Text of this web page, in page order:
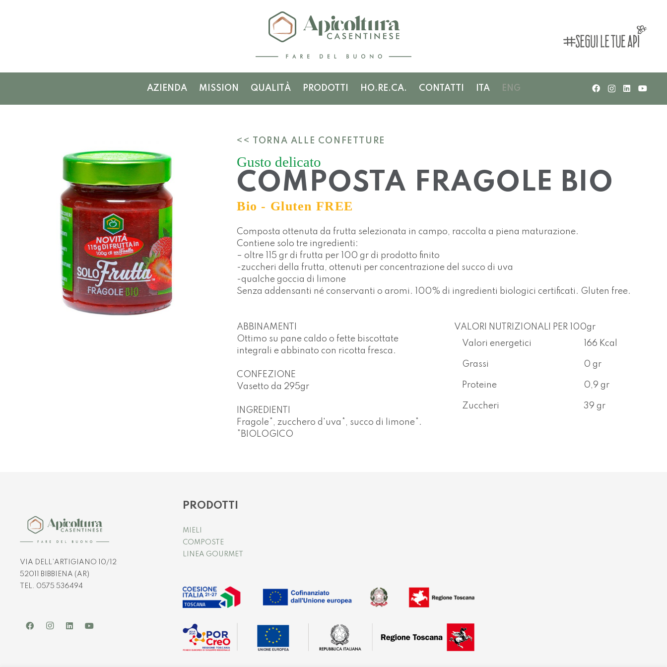
AZIENDA MISSION QUALITÀ PRODOTTI HO.RE.CA. CONTATTI ITA ENG
<< TORNA ALLE CONFETTURE
Gusto delicato
COMPOSTA FRAGOLE BIO
Bio - Gluten FREE
Composta ottenuta da frutta selezionata in campo, raccolta a piena maturazione.
Contiene solo tre ingredienti:
– oltre 115 gr di frutta per 100 gr di prodotto finito
-zuccheri della frutta, ottenuti per concentrazione del succo di uva
-qualche goccia di limone
Senza addensanti né conservanti o aromi. 100% di ingredienti biologici certificati. Gluten free.
ABBINAMENTI
Ottimo su pane caldo o fette biscottate
integrali e abbinato con ricotta fresca.
CONFEZIONE
Vasetto da 295gr
INGREDIENTI
Fragole*, zucchero d'uva*, succo di limone*.
*BIOLOGICO
VALORI NUTRIZIONALI PER 100gr
Valori energetici
166 Kcal
Grassi 0 gr
Proteine 0,9 gr
Zuccheri 39 gr
VIA DELL’ARTIGIANO 10/12
52011 BIBBIENA (AR)
TEL. 0575 536494
PRODOTTI
MIELI
COMPOSTE
LINEA GOURMET